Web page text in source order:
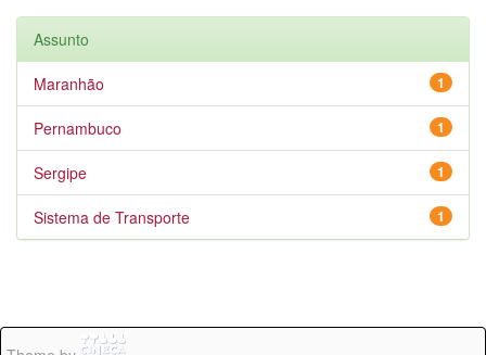
Assunto
1
Maranhão
1
Pernambuco
1
Sergipe
1
Sistema de Transporte